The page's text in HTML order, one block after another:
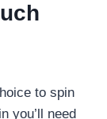
to spin
you’ll need